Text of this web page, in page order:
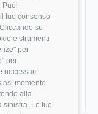
Puoi
tuo consenso
su
e strumenti
per
per
necessari.
momento
alla
sinistra. Le tue
e benchmark
34.000 €
45.000 €